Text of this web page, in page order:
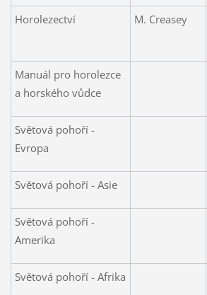
Horolezectví M. Creasey
Manuál pro horolezce
a horského vůdce
Světová pohoří -
Evropa
Světová pohoří - Asie
Světová pohoří -
Amerika
Světová pohoří - Afrika